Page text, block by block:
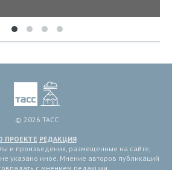
© 2026 ТАСС
ПРОЕКТЕ РЕДАКЦИЯ
и произведения, размещенные на сайте,
указано иное. Мнение авторов публикаций
с мнением редакции.